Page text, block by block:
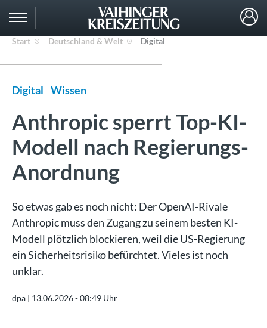
Start Deutschland & Welt Digital
Digital Wissen
Anthropic sperrt Top-KI-
Modell nach Regierungs-
Anordnung
So etwas gab es noch nicht: Der OpenAI-Rivale
Anthropic muss den Zugang zu seinem besten KI-
Modell plötzlich blockieren, weil die US-Regierung
ein Sicherheitsrisiko befürchtet. Vieles ist noch
unklar.
dpa | 13.06.2026 - 08:49 Uhr